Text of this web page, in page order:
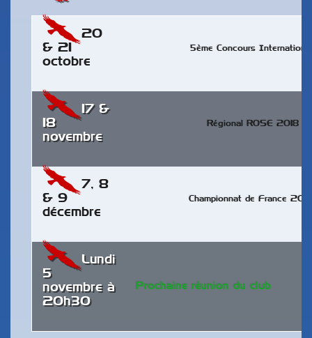
20
& 21
octobre
5ème Concours International
17 &
18
novembre
Régional ROSE 2018
7, 8
& 9
décembre
Championnat de France 2018
Lundi
5
novembre à
20h30
Prochaine réunion du club